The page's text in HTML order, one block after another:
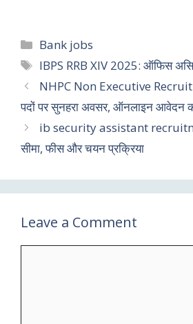
Bank jobs
IBPS RRB XIV 2025: ऑफिस
NHPC Non Executive
पदों पर सुनहरा अवसर, ऑनलाइन आवेदन
ib security assistant
सीमा, फीस और चयन प्रक्रिया
Leave a Comment